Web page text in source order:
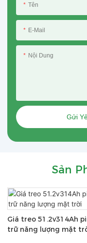
Tên
E-Mail
Nội Dung
Gửi
Sản
Giá treo 51.2v314Ah
trữ năng lượng mặt